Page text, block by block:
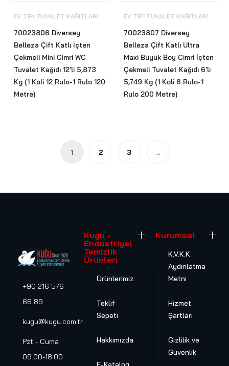
EV TIPI TUVALET KAĞITLARI
70023806 Diversey
Belleza Çift Katlı İçten
Çekmeli Mini Cimri WC
Tuvalet Kağıdı 12'li 5,873
Kg (1 Koli 12 Rulo-1 Rulo 120
Metre)
EV TIPI TUVALET KAĞITLARI
70023807 Diversey
Belleza Çift Katlı Ultra
Maxi Büyük Boy Cimri İçten
Çekmeli Tuvalet Kağıdı 6'lı
5,749 Kg (1 Koli 6 Rulo-1
Rulo 200 Metre)
1 2 3 →
+90 216 576
66 89
kugu@kugu.com.tr
Pzt - Cuma
09.00-18.00
Kugu -
Endüstriyel
Temizlik
Ürünleri
Ürünlerimiz
Teklif
Sepeti
Hakkımızda
Kurumsal
K.V.K.K.
Aydınlatma
Metni
Hizmet
Şartları
Gizlilik ve
Güvenlik